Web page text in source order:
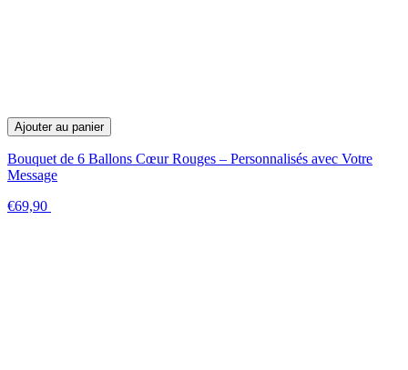
Ajouter au panier
Bouquet de 6 Ballons Cœur Rouges – Personnalisés avec Votre
Message
€69,90